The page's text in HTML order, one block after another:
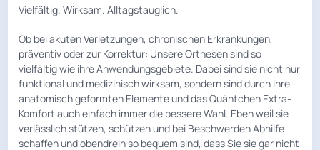
Vielfältig. Wirksam. Alltagstauglich.
Ob bei akuten Verletzungen, chronischen Erkrankungen,
präventiv oder zur Korrektur: Unsere Orthesen sind so
vielfältig wie ihre Anwendungsgebiete. Dabei sind sie nicht nur
funktional und medizinisch wirksam, sondern sind durch ihre
anatomisch geformten Elemente und das Quäntchen Extra-
Komfort auch einfach immer die bessere Wahl. Eben weil sie
verlässlich stützen, schützen und bei Beschwerden Abhilfe
schaffen und obendrein so bequem sind, dass Sie sie gar nicht